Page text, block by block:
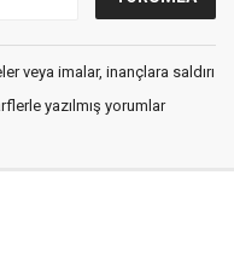
veya imalar, inançlara saldırı
yazılmış yorumlar